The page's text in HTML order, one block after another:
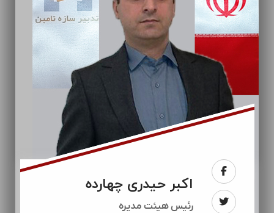
اکبر حیدری چهارده
رئيس هیئت مدیره